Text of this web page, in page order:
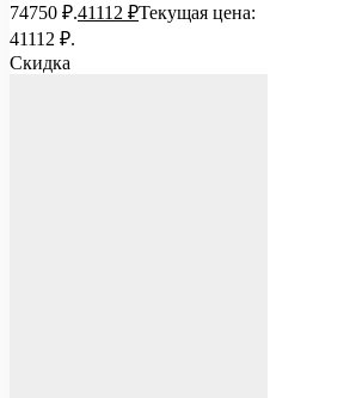
74750 ₽.41112 ₽Текущая цена:
41112 ₽.
Скидка